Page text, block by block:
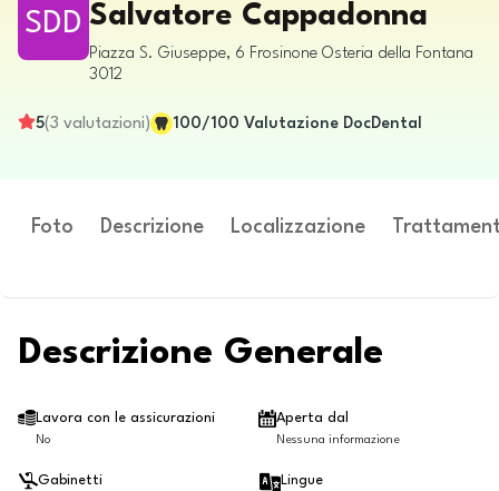
SDD Salvatore Cappadonna
Piazza S. Giuseppe, 6 Frosinone Osteria della Fontana
3012
5(3 valutazioni) 100/100 Valutazione DocDental
Foto Descrizione Localizzazione
Descrizione Generale
Lavora con le assicurazioni
No
Aperta dal
Nessuna informazione
Gabinetti Lingue